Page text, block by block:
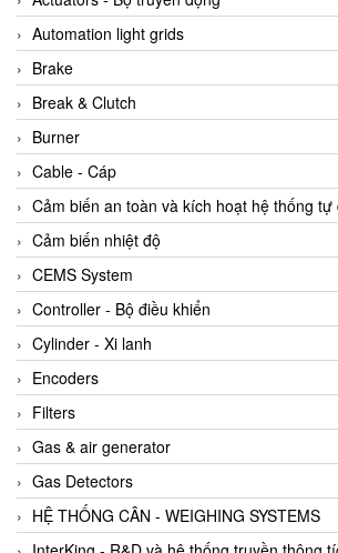
Automation light grids
Brake
Break & Clutch
Burner
Cable - Cáp
Cảm biến an toàn và kích hoạt hệ thống tự
Cảm biến nhiệt độ
CEMS System
Controller - Bộ điều khiển
Cylinder - Xi lanh
Encoders
Filters
Gas & air generator
Gas Detectors
HỆ THỐNG CÂN - WEIGHING SYSTEMS